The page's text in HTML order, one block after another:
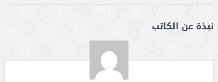
نبذة عن الكاتب